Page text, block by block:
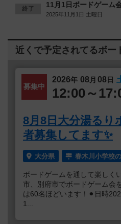
終了 11月1日ボードゲーム
2025年11月1日 土曜日
近くで予定されてるボー
募集中
2026年 08 月 08日
12:00～
8月8日大分湯るり
者募集してます✨
大分県 春木川小学校
ボードゲームを通して楽しく
市、別府市でボードゲーム会
は60名ほどいます！⚫︎日時
1...